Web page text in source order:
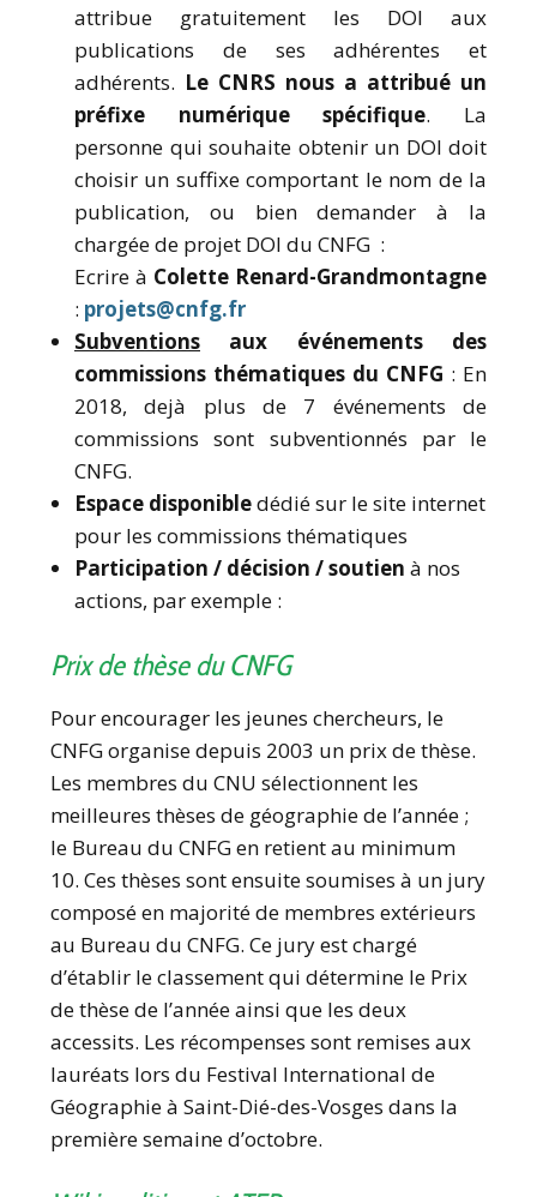
attribue gratuitement les DOI aux
publications de ses adhérentes et
adhérents. Le CNRS nous a attribué un
préfixe numérique spécifique. La
personne qui souhaite obtenir un DOI doit
choisir un suffixe comportant le nom de la
publication, ou bien demander à la
chargée de projet DOI du CNFG :
Ecrire à Colette Renard-Grandmontagne
: projets@cnfg.fr
Subventions aux événements des
commissions thématiques du CNFG : En
2018, dejà plus de 7 événements de
commissions sont subventionnés par le
CNFG.
Espace disponibledédié sur le site internet
pour les commissions thématiques
Participation / décision / soutien à nos
actions, par exemple :
Prix de thèse du CNFG
Pour encourager les jeunes chercheurs, le
CNFG organise depuis 2003 un prix de thèse.
Les membres du CNU sélectionnent les
meilleures thèses de géographie de l’année ;
le Bureau du CNFG en retient au minimum
10. Ces thèses sont ensuite soumises à un jury
composé en majorité de membres extérieurs
au Bureau du CNFG. Ce jury est chargé
d’établir le classement qui détermine le Prix
de thèse de l’année ainsi que les deux
accessits. Les récompenses sont remises aux
lauréats lors du Festival International de
Géographie à Saint-Dié-des-Vosges dans la
première semaine d’octobre.